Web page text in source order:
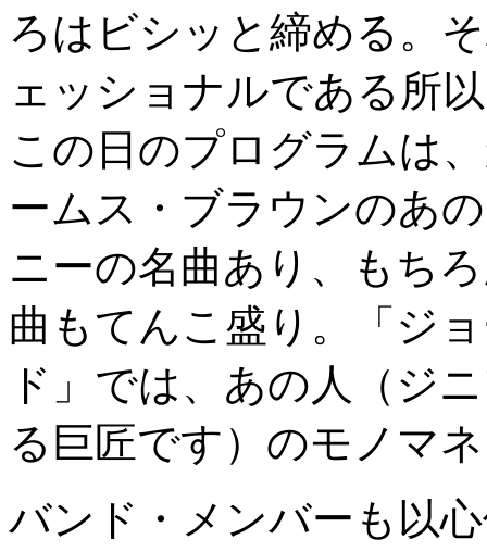
ろはビシッと締める。
ェッショナルである所
この日のプログラムは
ームス・ブラウンのあ
ニーの名曲あり、もち
曲もてんこ盛り。「ジ
ド」では、あの人（ジ
る巨匠です）のモノマ
バンド・メンバーも以